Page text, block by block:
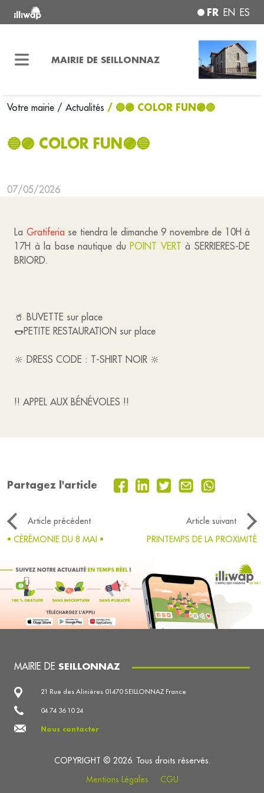
FR EN ES
MAIRIE DE SEILLONNAZ
Votre mairie / Actualités / 🔵🟣 COLOR FUN🟣🔵
🔵🟣 COLOR FUN🟣🔵
07/05/2026
La Gratiferia se tiendra le dimanche 9 novembre de 10H à
17H à la base nautique du POINT VERTà SERRIERES-DE
BRIORD.
🥤 BUVETTE sur place
🌭PETITE RESTAURATION sur place
🔆 DRESS CODE : T-SHIRT NOIR 🔆
!! APPEL AUX BÉNÉVOLES !!
Partagez l'article
Article précédent
Article suivant
• CÉRÉMONIE DU 8 MAI •
PRINTEMPS DE LA PROXIMITÉ
MAIRIE DE SEILLONNAZ
21 Rue des Alinières 01470 SEILLONNAZ France
04 74 36 10 24
Nous contacter
COPYRIGHT © 2026. Tous droits réservés.
Mentions Légales
CGU